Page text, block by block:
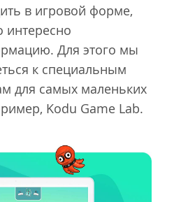
в игровой форме,
интересно
Для этого мы
к специальным
для самых маленьких
Kodu Game Lab.